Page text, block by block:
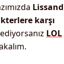
karşı
LOL